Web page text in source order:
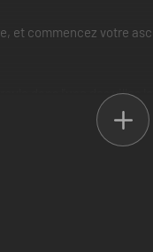
et commencez votre
dans l'une des
que vous
2077.
au cœur d'un